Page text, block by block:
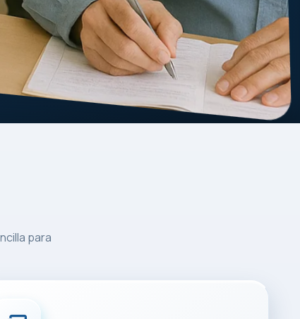
para